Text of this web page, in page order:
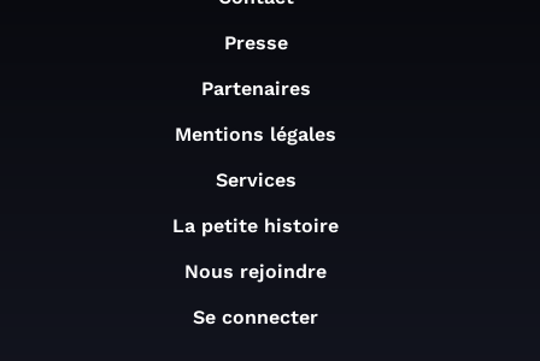
Presse
Partenaires
Mentions légales
Services
La petite histoire
Nous rejoindre
Se connecter